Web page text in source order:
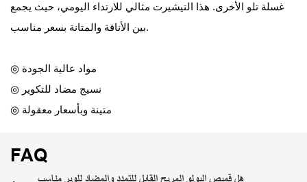
غسلة تلو الأخرى. هذا التيشيرت مثالي للارتداء اليومي، حيث يجمع
بين الأناقة والمتانة بسعر مناسب.
◎ مواد عالية الجودة
◎ نسيج مضاد للتكوير
◎ متينة وبأسعار معقولة
FAQ
هل قميص البولو المريح القابل للتمدد والمضاد للوبر مناسب